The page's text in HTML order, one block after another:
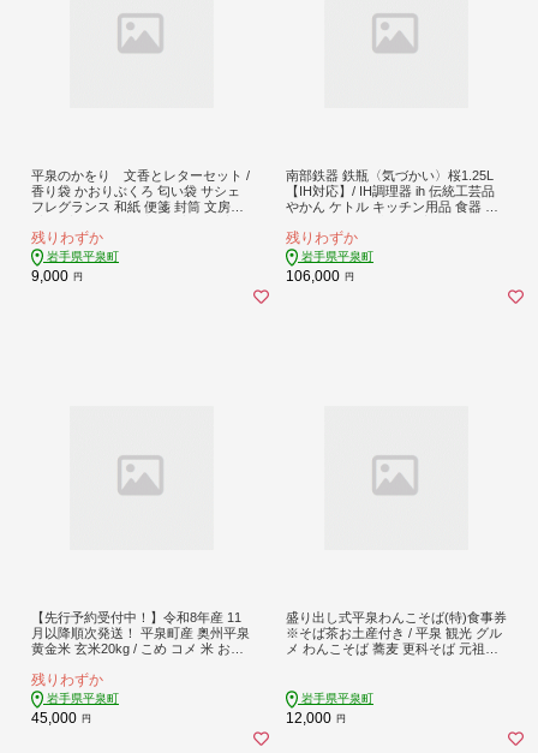
平泉のかをり 文香とレターセット /
香り袋 かおりぶくろ 匂い袋 サシェ
フレグランス 和紙 便箋 封筒 文房具
り 手作り 藤原冬嗣公 平安時代 再現
黒方 おしゃれ シンプル かわいい
残りわずか
岩手県平泉町
9,000 円
南部鉄器 鉄瓶〈気づかい〉桜1.25L
【IH対応】/ IH調理器 ih 伝統工芸品
やかん ケトル キッチン用品 食器 日
残りわずか
岩手県平泉町
106,000 円
【先行予約受付中！】令和8年産 11
月以降順次発送！ 平泉町産 奥州平泉
黄金米 玄米20kg / こめ コメ 米 お米
【aoki017A】
残りわずか
岩手県平泉町
45,000 円
盛り出し式平泉わんこそば(特)食事券
※そば茶お土産付き / 平泉 観光 グル
メ わんこそば 蕎麦 更科そば 元祖盛
岩手県平泉町
12,000 円